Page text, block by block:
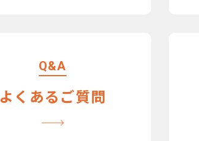
Q&A
よくあるご質問